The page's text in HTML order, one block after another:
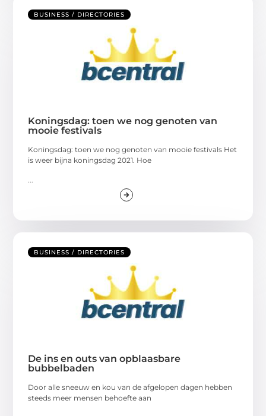
BUSINESS / DIRECTORIES
Koningsdag: toen we nog genoten van
mooie festivals
Koningsdag: toen we nog genoten van mooie festivals Het
is weer bijna koningsdag 2021. Hoe
BUSINESS / DIRECTORIES
De ins en outs van opblaasbare
bubbelbaden
Door alle sneeuw en kou van de afgelopen dagen hebben
steeds meer mensen behoefte aan